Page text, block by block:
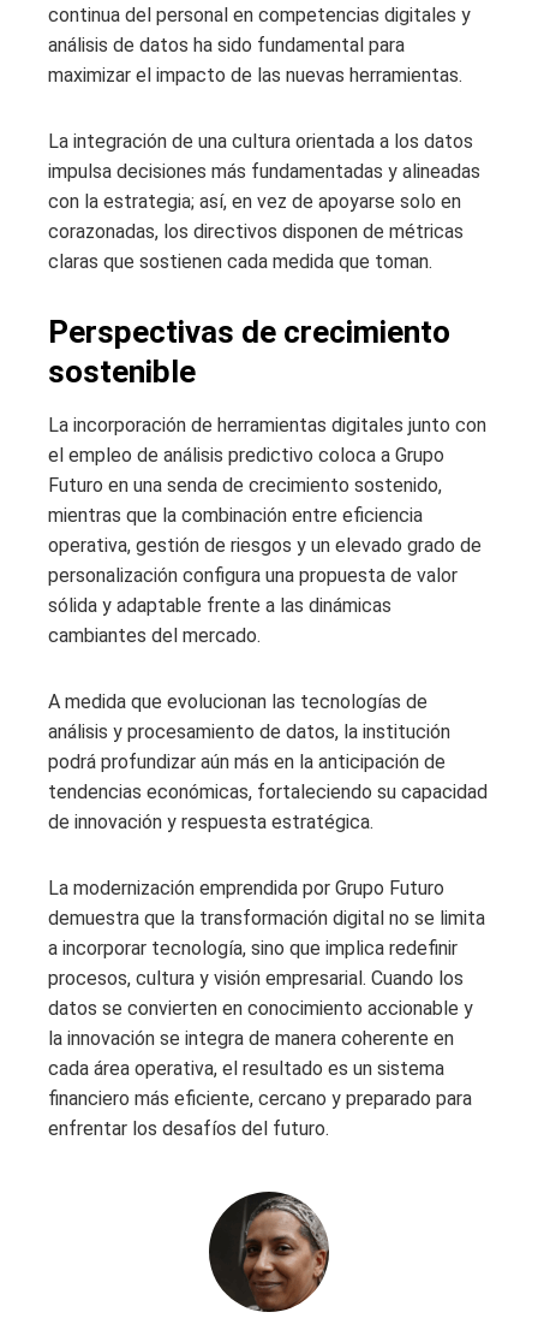
continua del personal en competencias digitales y
análisis de datos ha sido fundamental para
maximizar el impacto de las nuevas herramientas.
La integración de una cultura orientada a los datos
impulsa decisiones más fundamentadas y alineadas
con la estrategia; así, en vez de apoyarse solo en
corazonadas, los directivos disponen de métricas
claras que sostienen cada medida que toman.
Perspectivas de crecimiento
sostenible
La incorporación de herramientas digitales junto con
el empleo de análisis predictivo coloca a Grupo
Futuro en una senda de crecimiento sostenido,
mientras que la combinación entre eficiencia
operativa, gestión de riesgos y un elevado grado de
personalización configura una propuesta de valor
sólida y adaptable frente a las dinámicas
cambiantes del mercado.
A medida que evolucionan las tecnologías de
análisis y procesamiento de datos, la institución
podrá profundizar aún más en la anticipación de
tendencias económicas, fortaleciendo su capacidad
de innovación y respuesta estratégica.
La modernización emprendida por Grupo Futuro
demuestra que la transformación digital no se limita
a incorporar tecnología, sino que implica redefinir
procesos, cultura y visión empresarial. Cuando los
datos se convierten en conocimiento accionable y
la innovación se integra de manera coherente en
cada área operativa, el resultado es un sistema
financiero más eficiente, cercano y preparado para
enfrentar los desafíos del futuro.